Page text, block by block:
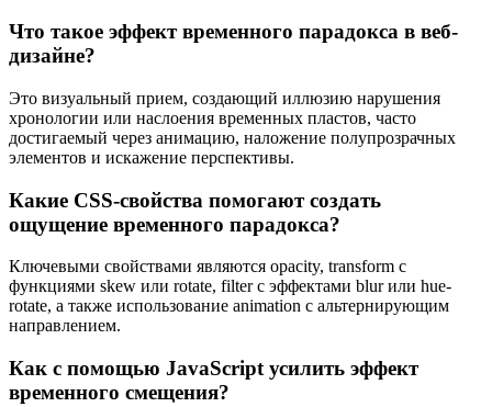
Что такое эффект временного парадокса в веб-
дизайне?
Это визуальный прием, создающий иллюзию нарушения
хронологии или наслоения временных пластов, часто
достигаемый через анимацию, наложение полупрозрачных
элементов и искажение перспективы.
Какие CSS-свойства помогают создать
ощущение временного парадокса?
Ключевыми свойствами являются opacity, transform с
функциями skew или rotate, filter с эффектами blur или hue-
rotate, а также использование animation с альтернирующим
направлением.
Как с помощью JavaScript усилить эффект
временного смещения?